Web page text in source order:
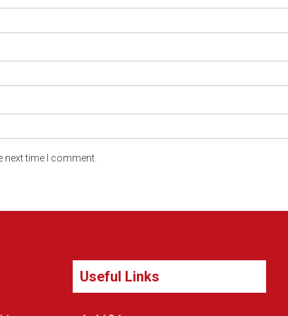
next time I comment.
Useful Links